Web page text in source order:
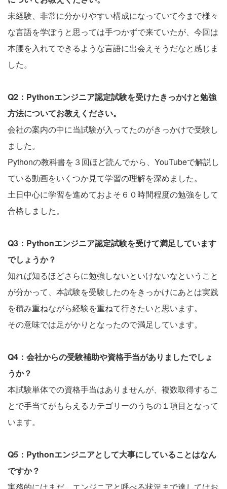
未経験、非常に分かりやすい構成になっていて今まで様々
な言語を学ぼうと思っては手つかずで来ていたが、今回は
本腰を入れてできるような言語に出会えそうだなと感じま
した。
Q2：Pythonエンジニア認定試験を受けたきっかけと勉強
方法についてお教えください。
会社の案内の中に当試験が入ってたのがきっかけで受験し
ました。
Pythonの教科書を３回ほど読んでから、YouTubeで解説し
ている動画をいくつか見て学習の理解を深めました。
土日中心に学習を進めておよそ６０時間程度の勉強をして
合格しました。
Q3：Pythonエンジニア認定試験を受けて満足しています
でしょうか？
知れば知るほどさらに勉強しないといけないなということ
が分かって、本試験を受験したのをきっかけにあとは実践
を積み重ねながら経験を重ねて行きたいと思います。
その意味では足がかりとなったので満足しています。
Q4：会社からの受験補助や資格手当がありましたでしょ
うか？
本試験単体での資格手当はありませんが、複数取得するこ
とで手当てがもらえるカテゴリーのうちの１項目となって
います。
Q5：Pythonエンジニアとして大事にしていることはなん
ですか？
実務的にはまだ、エンジニアと呼べる状況まで達してはお